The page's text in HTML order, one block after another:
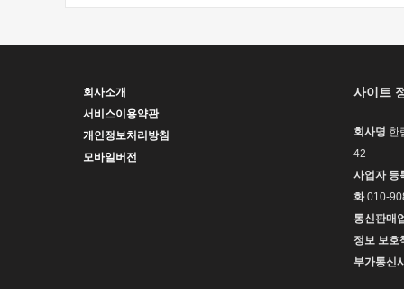
회사소개
서비스이용약관
개인정보처리방침
모바일버전
사이트
회사명 한
42
사업자 등
화010-
통신판매
정보 보호
부가통신